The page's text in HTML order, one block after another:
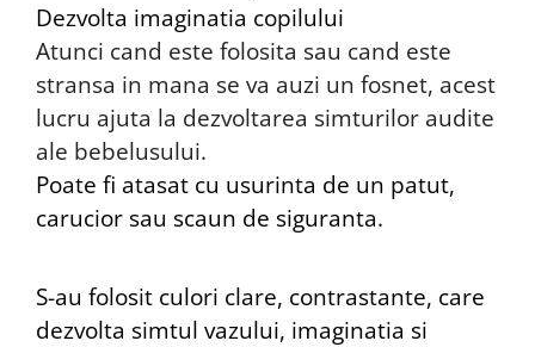
Dezvolta imaginatia copilului
Atunci cand este folosita sau cand este
stransa in mana se va auzi un fosnet, acest
lucru ajuta la dezvoltarea simturilor audite
ale bebelusului.
Poate fi atasat cu usurinta de un patut,
carucior sau scaun de siguranta.
S-au folosit culori clare, contrastante, care
dezvolta simtul vazului, imaginatia si